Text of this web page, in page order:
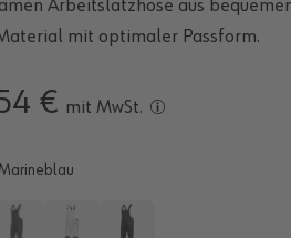
Arbeitslatzhose aus
mit optimaler Passform.
€ mit MwSt.